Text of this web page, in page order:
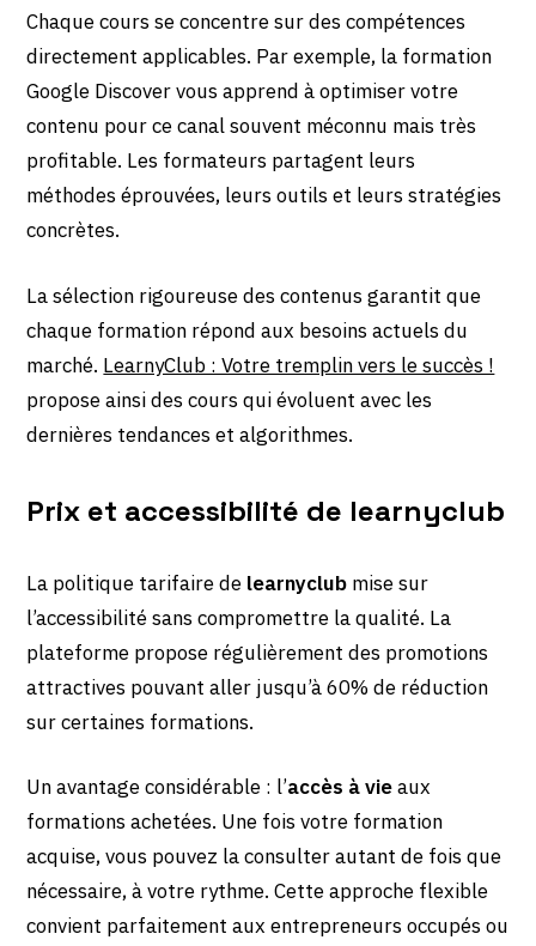
Chaque cours se concentre sur des compétences
directement applicables. Par exemple, la formation
Google Discover vous apprend à optimiser votre
contenu pour ce canal souvent méconnu mais très
profitable. Les formateurs partagent leurs
méthodes éprouvées, leurs outils et leurs stratégies
concrètes.
La sélection rigoureuse des contenus garantit que
chaque formation répond aux besoins actuels du
marché. LearnyClub : Votre tremplin vers le succès !
propose ainsi des cours qui évoluent avec les
dernières tendances et algorithmes.
Prix et accessibilité de learnyclub
La politique tarifaire de learnyclub mise sur
l’accessibilité sans compromettre la qualité. La
plateforme propose régulièrement des promotions
attractives pouvant aller jusqu’à 60% de réduction
sur certaines formations.
Un avantage considérable : l’accès à vieaux
formations achetées. Une fois votre formation
acquise, vous pouvez la consulter autant de fois que
nécessaire, à votre rythme. Cette approche flexible
convient parfaitement aux entrepreneurs occupés ou